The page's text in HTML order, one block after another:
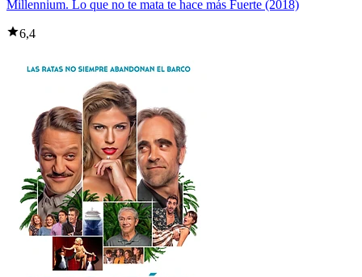
Millennium. Lo que no te mata te hace más Fuerte (2018)
6,4